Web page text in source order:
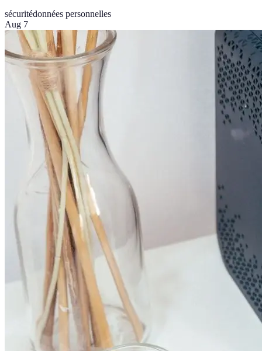
sécuritédonnées personnelles
Aug 7